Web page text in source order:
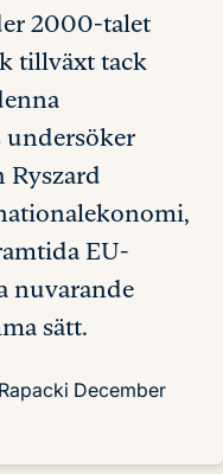
2000-talet
tillväxt tack
undersöker
Ryszard
EU-
nuvarande
sätt.
December